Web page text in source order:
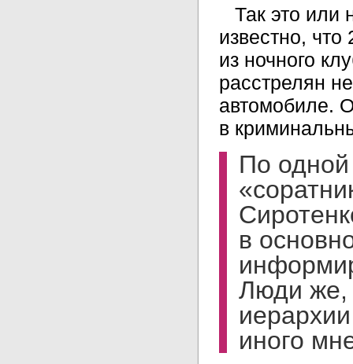
Так это или
известно,
из ночного
расстрелян
автомобиле.
в
По одной
в
Люди же,
иного